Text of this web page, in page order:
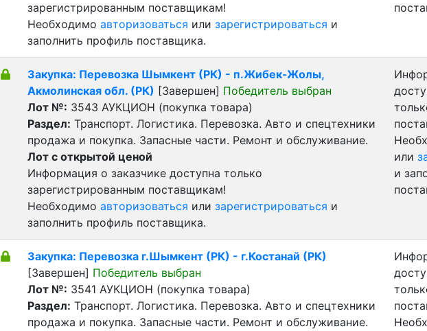
зарегистрированным поставщикам!
Необходимо авторизоваться или зарегистрироваться и
заполнить профиль поставщика.
Закупка: Перевозка Шымкент (РК) - п.Жибек-Жолы,
Акмолинская обл. (РК) [Завершен] Победитель выбран
Лот №: 3543 АУКЦИОН (покупка товара)
Раздел: Транспорт. Логистика. Перевозка. Авто и спецтехники
продажа и покупка. Запасные части. Ремонт и обслуживание.
Лот с открытой ценой
Информация о заказчике доступна только
зарегистрированным поставщикам!
Необходимо авторизоваться или зарегистрироваться и
заполнить профиль поставщика.
или
и
Закупка: Перевозка г.Шымкент (РК) - г.Костанай (РК)
[Завершен] Победитель выбран
Лот №: 3541 АУКЦИОН (покупка товара)
Раздел: Транспорт. Логистика. Перевозка. Авто и спецтехники
продажа и покупка. Запасные части. Ремонт и обслуживание.